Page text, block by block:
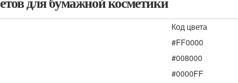
Код цвета
#FF0000
#008000
#0000FF